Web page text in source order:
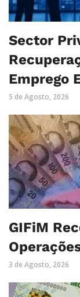
Sector
Emprego
5 de Agosto, 2026
GIFiM
3 de Agosto, 2026